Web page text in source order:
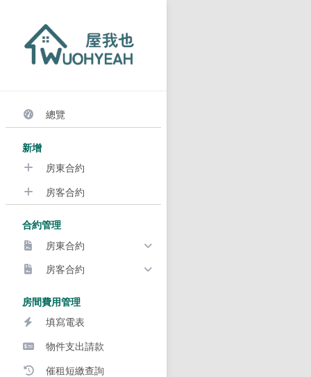
總覽
新增
房東合約
房客合約
合約管理
房東合約
房客合約
房間費用管理
填寫電表
物件支出請款
催租短繳查詢